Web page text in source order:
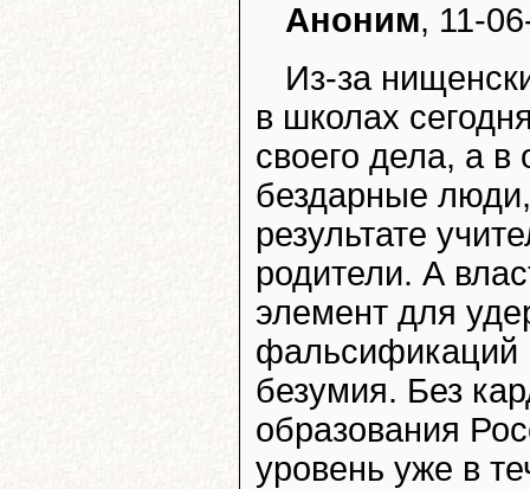
Аноним, 11-
Из-за
в школах
своего дела, а
бездарные
результате
родители. А
элемент для
фальсификаций
безумия. Без
образования
уровень уже в